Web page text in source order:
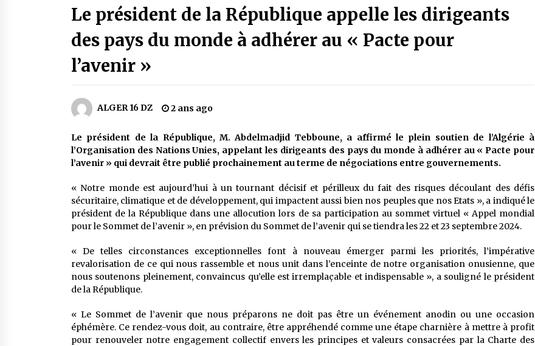
2 jours ago 3 jours ago
Carte Chiffa : Mise à jour au niveau
pour les ayants droit
La Gendarmerie nationale lance ses
En service à partir du 1er août
prochain : Lancement de la
l’importation
2 semaines ago
vendredi
2 semaines ago
Lancement d’une campagne
3 semaines ago
Première voiture de course conçue
une compétition internationale
3 semaines ago
Le président de la République appelle les dirigeants
des pays du monde à adhérer au « Pacte pour
l’avenir »
ALGER 16 DZ 2 ans ago
Le président de la République, M. Abdelmadjid Tebboune, a affirmé le plein soutien de l’Algérie à
l’Organisation des Nations Unies, appelant les dirigeants des pays du monde à adhérer au « Pacte pour
l’avenir » qui devrait être publié prochainement au terme de négociations entre gouvernements.
« Notre monde est aujourd’hui à un tournant décisif et périlleux du fait des risques découlant des défis
sécuritaire, climatique et de développement, qui impactent aussi bien nos peuples que nos Etats », a indiqué le
président de la République dans une allocution lors de sa participation au sommet virtuel « Appel mondial
pour le Sommet de l’avenir », en prévision du Sommet de l’avenir qui se tiendra les 22 et 23 septembre 2024.
« De telles circonstances exceptionnelles font à nouveau émerger parmi les priorités, l’impérative
revalorisation de ce qui nous rassemble et nous unit dans l’enceinte de notre organisation onusienne, que
nous soutenons pleinement, convaincus qu’elle est irremplaçable et indispensable », a souligné le président
de la République.
« Le Sommet de l’avenir que nous préparons ne doit pas être un événement anodin ou une occasion
éphémère. Ce rendez-vous doit, au contraire, être appréhendé comme une étape charnière à mettre à profit
pour renouveler notre engagement collectif envers les principes et valeurs consacrées par la Charte des